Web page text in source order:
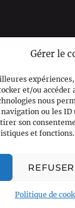
Gérer le
et/ou
nous
ou les ID
son
et fonctions.
REFUSER
Politique de